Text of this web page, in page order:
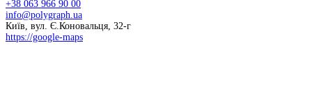
+38 063 966 90 00
info@polygraph.ua
Київ, вул. Є.Коновальця, 32-г
https://google-maps